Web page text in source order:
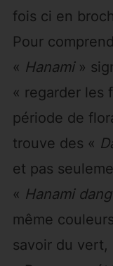
fois ci en
Pour
« Hanami»
« regarder les
période de
trouve des «
et pas
« Hanami
même
savoir du vert,